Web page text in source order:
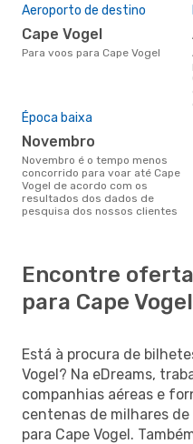
Aeroporto de destino
Cape Vogel
Para voos para Cape Vogel
Época baixa
novembro
novembro é o tempo menos
concorrido para voar até Cape
Vogel de acordo com os
resultados dos dados de
pesquisa dos nossos clientes
Encontre
para Cape Vogel
Está à procura de
Vogel? Na eDreams,
companhias aéreas e
centenas de milhares
para Cape Vogel.